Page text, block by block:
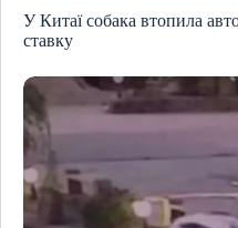
У Китаї собака втопила
ставку